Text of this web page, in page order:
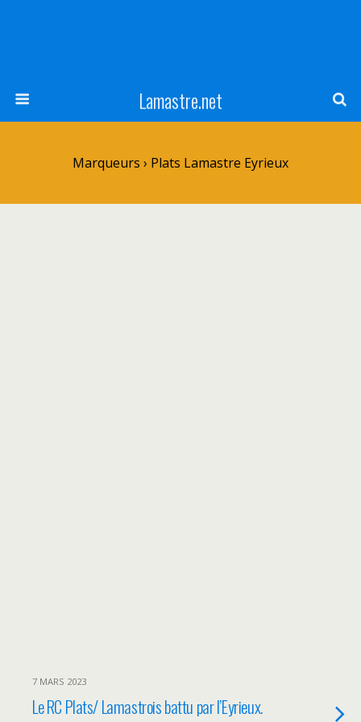
Lamastre.net
Marqueurs › Plats Lamastre Eyrieux
7 MARS 2023
Le RC Plats/ Lamastrois battu par l’Eyrieux.